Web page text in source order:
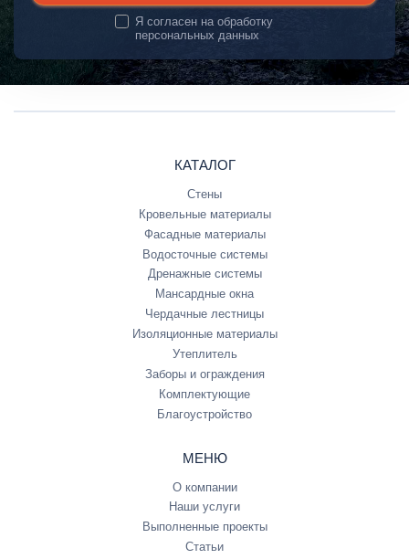
Я согласен наобработку
персональных данных
КАТАЛОГ
Стены
Кровельные материалы
Фасадные материалы
Водосточные системы
Дренажные системы
Мансардные окна
Чердачные лестницы
Изоляционные материалы
Утеплитель
Заборы и ограждения
Комплектующие
Благоустройство
МЕНЮ
О компании
Наши услуги
Выполненные проекты
Статьи